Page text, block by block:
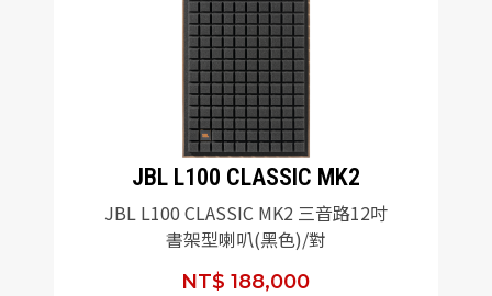
JBL L100 CLASSIC MK2
JBL L100 CLASSIC MK2 三音路12吋
書架型喇叭(黑色)/對
NT$ 188,000